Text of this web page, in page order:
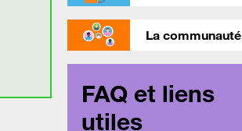
La communauté
FAQ et liens
utiles